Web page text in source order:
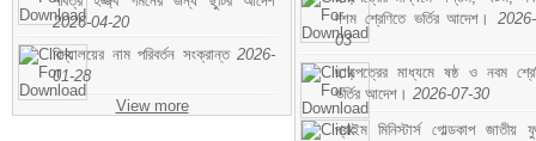
2026-04-20
বিদ্যালয়ের নাম পরিবর্তন সংক্রান্ত 2026-
01-28
View more
দশম শ্রেণিতে ভর্তির আদেশ।
03
ছাড়পত্রের মাধ্যমে ষষ্ঠ ও নবম
ভর্তির আদেশ। 2026-07-30
প্রাইম মিনিস্টার্স গোল্ডকাপ জাতীয়